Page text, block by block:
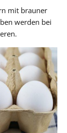
mit brauner
werden bei